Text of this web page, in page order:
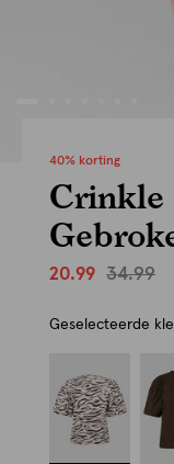
40% korting
Crinkle
20.99 34.99
Geselecteerde